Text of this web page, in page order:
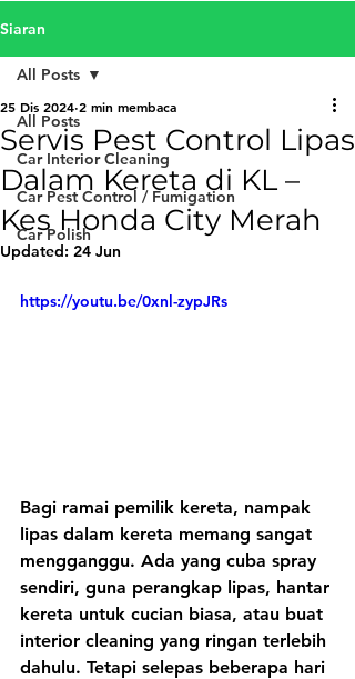
Siaran
All Posts
Car Interior Cleaning
Car Pest Control / Fumigation
Car Polish
All Posts
Servis Pest Control Lipas
Dalam Kereta di KL –
Kes Honda City Merah
25 Dis 2024 2 min membaca
Updated: 24 Jun
https://youtu.be/0xnl-zypJRs
Bagi ramai pemilik kereta, nampak
lipas dalam kereta memang sangat
mengganggu. Ada yang cuba spray
sendiri, guna perangkap lipas, hantar
kereta untuk cucian biasa, atau buat
interior cleaning yang ringan terlebih
dahulu. Tetapi selepas beberapa hari